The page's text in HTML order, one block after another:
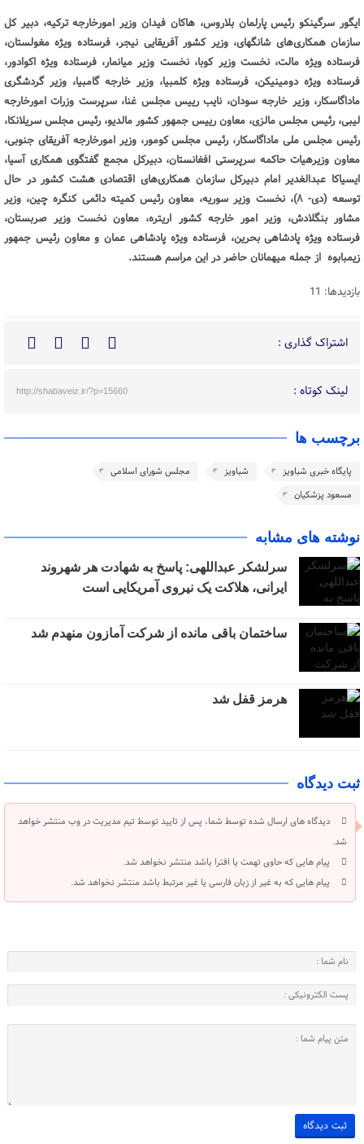
ایگور سرگینکو رئیس پارلمان بلاروس، هاکان فیدان وزیر امورخارجه ترکیه، دبیر کل
سازمان همکاری‌های شانگهای، وزیر کشور آفریقایی نیجر، فرستاده ویژه مغولستان،
فرستاده ویژه مالت، نخست وزیر کوبا، نخست وزیر میانمار، فرستاده ویژه اکوادور،
فرستاده ویژه دومینیکن، فرستاده ویژه کلمبیا، وزیر خارجه گامبیا، وزیر گردشگری
ماداگاسکار، وزیر خارجه سودان، نایب رییس مجلس غنا، سرپرست وزرات امورخارجه
لیبی، رئیس مجلس مالزی، معاون رییس جمهور کشور مالدیو، رئیس مجلس سریلانکا،
رئیس مجلس ملی ماداگاسکار، رئیس مجلس کومور، وزیر امورخارجه آفریقای جنوبی،
معاون وزیرهیات حاکمه سرپرستی افغانستان، دبیرکل مجمع گفتگوی همکاری آسیا،
ایسیاکا عبدالغدیر امام دبیرکل سازمان همکاری‌های اقتصادی هشت کشور در حال
توسعه (دی- ۸)، نخست وزیر سوریه، معاون رئیس کمیته دائمی کنگره چین، وزیر
مشاور بنگلادش، وزیر امور خارجه کشور اریتره، معاون نخست وزیر صربستان،
فرستاده ویژه پادشاهی بحرین، فرستاده ویژه پادشاهی عمان و معاون رئیس جمهور
زیمبابوه از جمله میهمانان حاضر در این مراسم هستند.
بازدیدها: 11
اشتراک گذاری :
لینک کوتاه : http://shabaveiz.ir/?p=15660
برچسب ها
پایگاه خبری شباویز شباویز
مجلس شورای اسلامی
مسعود پزشکیان
نوشته های مشابه
سرلشکر عبداللهی: پاسخ به شهادت هر شهروند
ایرانی، هلاکت یک نیروی آمریکایی است
ساختمان باقی مانده از شرکت آمازون منهدم شد
هرمز قفل شد
ثبت دیدگاه
دیدگاه های ارسال شده توسط شما، پس از تایید توسط تیم مدیریت در وب منتشر خواهد
شد.
پیام هایی که حاوی تهمت یا افترا باشد منتشر نخواهد شد.
پیام هایی که به غیر از زبان فارسی یا غیر مرتبط باشد منتشر نخواهد شد.